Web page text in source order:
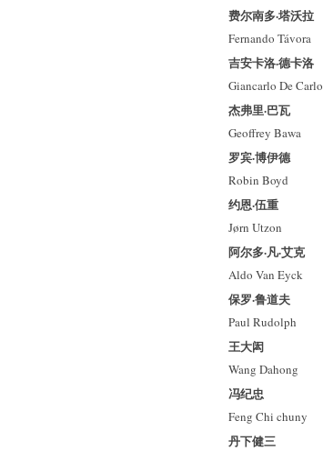
费尔南多·塔沃拉
Fernando Távora
吉安卡洛·德卡洛
Giancarlo De Carlo
杰弗里·巴瓦
Geoffrey Bawa
罗宾·博伊德
Robin Boyd
约恩·伍重
Jørn Utzon
阿尔多·凡·艾克
Aldo Van Eyck
保罗·鲁道夫
Paul Rudolph
王大闳
Wang Dahong
冯纪忠
Feng Chi chuny
丹下健三